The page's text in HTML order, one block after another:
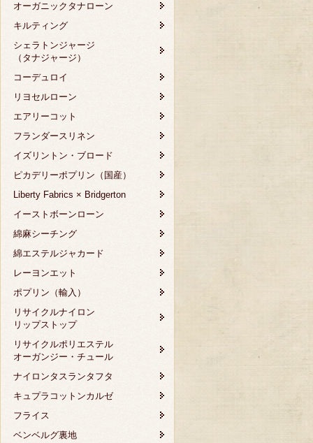
オーガニックタナローン
キルティング
シェラトンジャージ
（タナジャージ）
コーデュロイ
リヨセルローン
エアリーコット
フランダースリネン
イズリントン・ブロード
ピカデリーポプリン（国産）
Liberty Fabrics × Bridgerton
イーストボーンローン
綿麻シーチング
綿エステルジャカード
レーヨンエット
ポプリン（輸入）
リサイクルナイロン
リップストップ
リサイクルポリエステル
オーガンジー・チュール
ナイロンタスランタフタ
キュプラコットンカルゼ
フライス
ベンベルグ裏地